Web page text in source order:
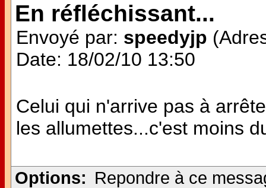
En réfléchissant...
Envoyé par: speedyjp
Date: 18/02/10 13:50
Celui qui n'arrive pas à
les allumettes...c'est moins
Options: Repondre à ce